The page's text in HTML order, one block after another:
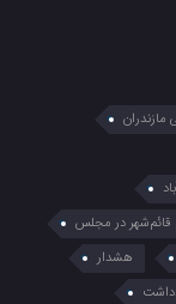
مازندران
قائم‌شهر در مجلس
هشدار